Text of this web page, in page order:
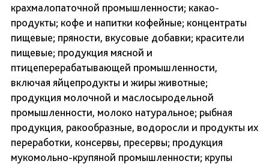
крахмалопаточной промышленности; какао-
продукты; кофе и напитки кофейные; концентраты
пищевые; пряности, вкусовые добавки; красители
пищевые; продукция мясной и
птицеперерабатывающей промышленности,
включая яйцепродукты и жиры животные;
продукция молочной и маслосыродельной
промышленности, молоко натуральное; рыбная
продукция, ракообразные, водоросли и продукты их
переработки, консервы, пресервы; продукция
мукомольно-крупяной промышленности; крупы